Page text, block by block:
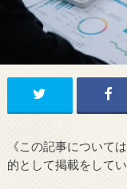
《この記事について
的として掲載をしてい